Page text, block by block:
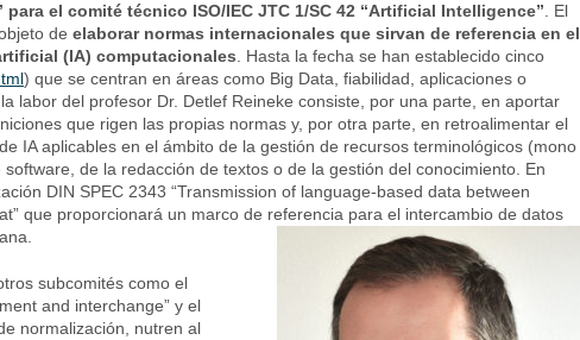
para el comité técnico ISO/IEC JTC 1/SC 42 “Artificial Intelligence” . El
de elaborar normas internacionales que sirvan de referencia en el
(IA) computacionales . Hasta la fecha se han establecido cinco
) que se centran en áreas como Big Data, fiabilidad, aplicaciones o
labor del profesor Dr. Detlef Reineke consiste, por una parte, en aportar
que rigen las propias normas y, por otra parte, en retroalimentar el
IA aplicables en el ámbito de la gestión de recursos terminológicos (mono
de la redacción de textos o de la gestión del conocimiento. En
DIN SPEC 2343 “Transmission of language-based data between
que proporcionará un marco de referencia para el intercambio de datos
subcomités como el
and interchange” y el
normalización, nutren al